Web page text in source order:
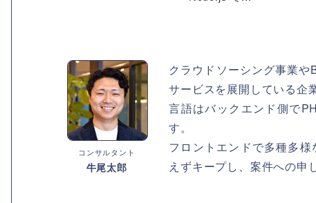
コンサルタント
牛尾太郎
クラウドソーシング事業
サービスを展開している企
言語はバックエンド側で
す。
フロントエンドで多種多
えずキープし、案件への申